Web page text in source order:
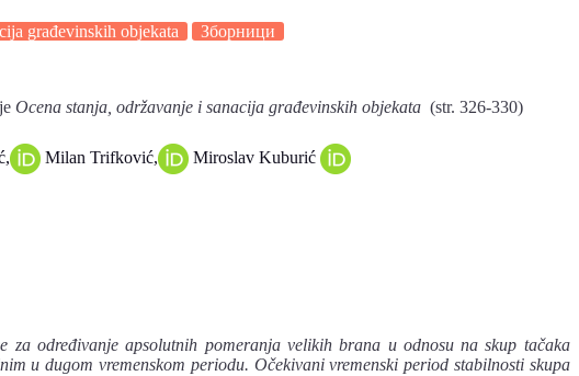
građevinskih objekata Зборници
Ocena stanja, održavanje i sanacija građevinskih objekata (str. 326-330)
Milan Trifković, Miroslav Kuburić
za određivanje apsolutnih pomeranja velikih brana u odnosu na skup tačaka
u dugom vremenskom periodu. Očekivani vremenski period stabilnosti skupa